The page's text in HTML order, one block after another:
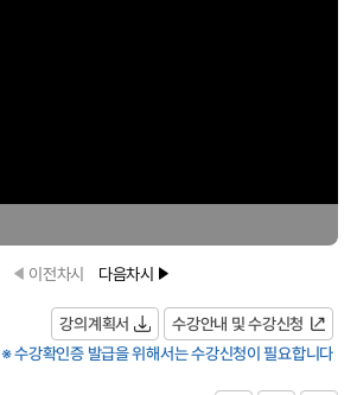
이전차시 다음차시
강의계획서
수강안내 및 수강신청
※ 수강확인증 발급을 위해서는 수강신청이 필요합니다